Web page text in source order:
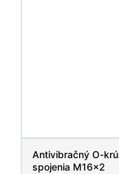
Antivibračný O-
spojenia M16x2